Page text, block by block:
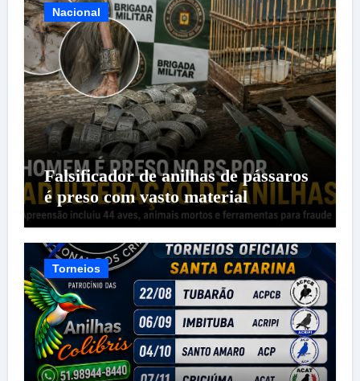
Nacional
Falsificador de anilhas de pássaros
é preso com vasto material
Torneios